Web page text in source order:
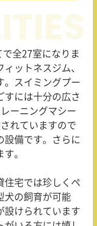
で全27室になりま
ットネスジム、
。スイミングプー
すには十分の広さ
ーニングマシー
れていますので
設備です。さらに
。
住宅では珍しくペ
犬の飼育が可能
設けられています